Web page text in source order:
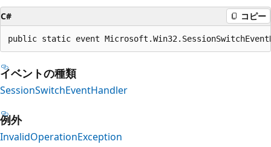
C# コピー
public static event
イベントの種類
SessionSwitchEventHandler
例外
InvalidOperationException